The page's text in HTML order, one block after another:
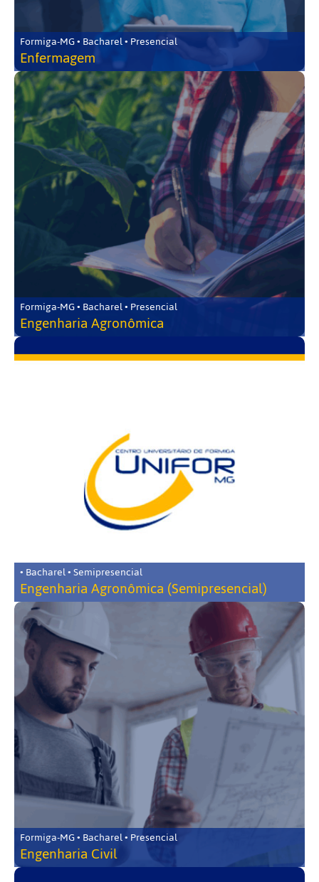
Formiga-MG • Bacharel • Presencial
Enfermagem
Formiga-MG • Bacharel • Presencial
Engenharia Agronômica
• Bacharel • Semipresencial
Engenharia Agronômica (Semipresencial)
Formiga-MG • Bacharel • Presencial
Engenharia Civil